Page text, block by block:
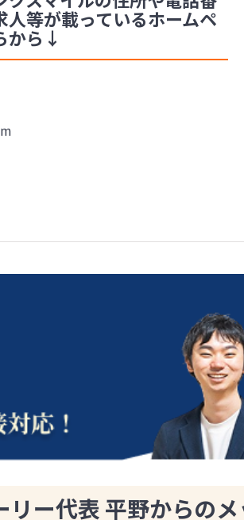
人等が載っているホームペ
から↓
ー代表 平野からの